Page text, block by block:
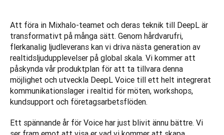
Att föra in Mixhalo-teamet och deras teknik till DeepL är
transformativt på många sätt. Genom hårdvarufri,
flerkanalig ljudleverans kan vi driva nästa generation av
realtidsljudupplevelser på global skala. Vi kommer att
påskynda vår produktplan för att ta tillvara denna
möjlighet och utveckla DeepL Voice till ett helt integrerat
kommunikationslager i realtid för möten, workshops,
kundsupport och företagsarbetsflöden.
Ett spännande år för Voice har just blivit ännu bättre. Vi